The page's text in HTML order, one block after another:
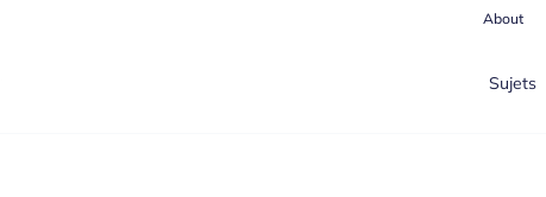
About
Sujets